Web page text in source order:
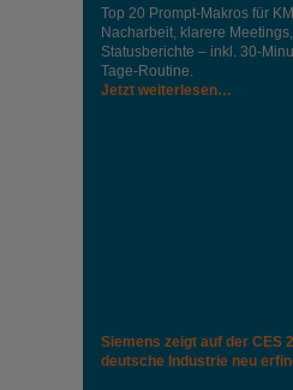
Top 20 Prompt-Makros für
Nacharbeit, klarere
Statusberichte – inkl. 30-
Tage-Routine.
Jetzt weiterlesen…
Siemens zeigt auf der CES
deutsche Industrie neu